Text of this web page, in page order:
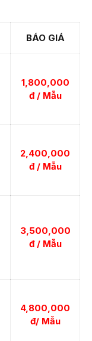
BÁO GIÁ
1,800,000
đ / Mẫu
2,400,000
đ / Mẫu
3,500,000
đ / Mẫu
4,800,000
đ/ Mẫu